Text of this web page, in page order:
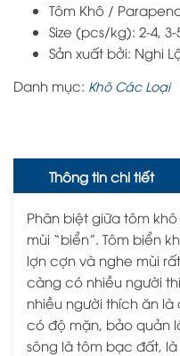
Tôm Khô /
Size (pcs/kg): 2-4, 3-
Sản xuất bởi: Nghi
Danh mục: Khô Các Loại
Thông tin chi tiết
Phân biệt giữa tôm
mùi “biển”. Tôm biển
lợn cợn và nghe mùi
càng có nhiều người
nhiều người thích ăn
có độ mặn, bảo quản
sông là tôm bạc đất,